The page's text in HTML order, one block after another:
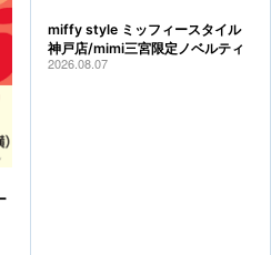
miffy style ミッフィースタイル
神戸店/mimi三宮限定ノベルティ
2026.08.07